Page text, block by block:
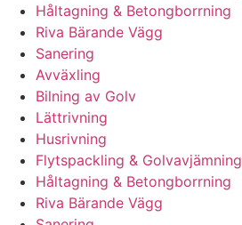
Håltagning & Betongborrning
Riva Bärande Vägg
Sanering
Avväxling
Bilning av Golv
Lättrivning
Husrivning
Flytspackling & Golvavjämning
Håltagning & Betongborrning
Riva Bärande Vägg